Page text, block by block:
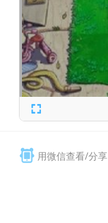
用微信查看/分享